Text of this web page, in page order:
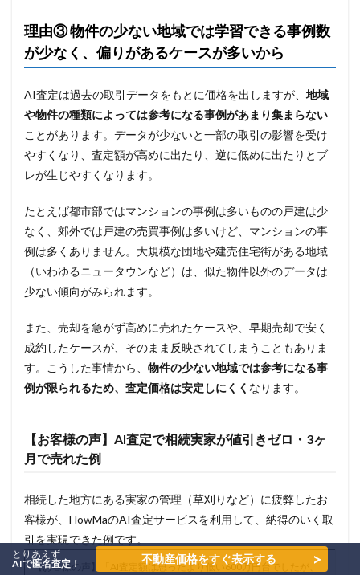
理由③ 物件の少ない地域では学習できる事例数
が少なく、偏りがあるケースが多いから
AI査定は過去の取引データをもとに価格を出しますが、 地域
や物件の種類によっては参考になる事例があまり集まらない
ことがあります。データが少ないと一部の取引の影響を受け
やすくなり、査定額が高めに出たり、逆に低めに出たりとブ
レが生じやすくなります。
たとえば都市部ではマンションの事例は多いものの戸建は少
なく、郊外では戸建の売買事例は多いけど、マンションの事
例は多くありません。大規模な団地や建売住宅街がある地域
（いわゆるニュータウンなど）は、似た物件以外のデータは
少ない傾向がみられます。
また、売却を急がず高めに売れたケースや、早期売却で安く
成約したケースが、そのまま反映されてしまうこともありま
す。こうした事情から、 物件の少ない地域では参考になる事
例が限られるため、査定価格は安定しにくく なります。
【お客様の声】AI査定で相続実家が値引きゼロ・3ヶ
月で売れた例
相続した地方にある実家の管理（草刈りなど）に疲弊したお
客様が、HowMaのAI査定サービスを利用して、納得のいく取
引を実現できた例です。
【お客様の声】「AI査定額は思ったより低い600万円台でしたが、
とりあえず
AIで匿名査定！
不動産価格をすぐ表示する >